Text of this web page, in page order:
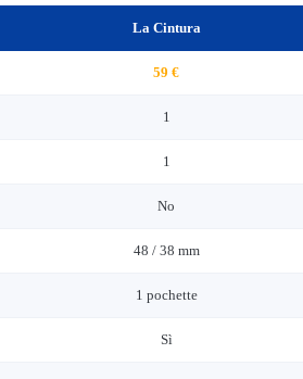
La Cintura
59 €
1
1
No
48 / 38 mm
1 pochette
Sì